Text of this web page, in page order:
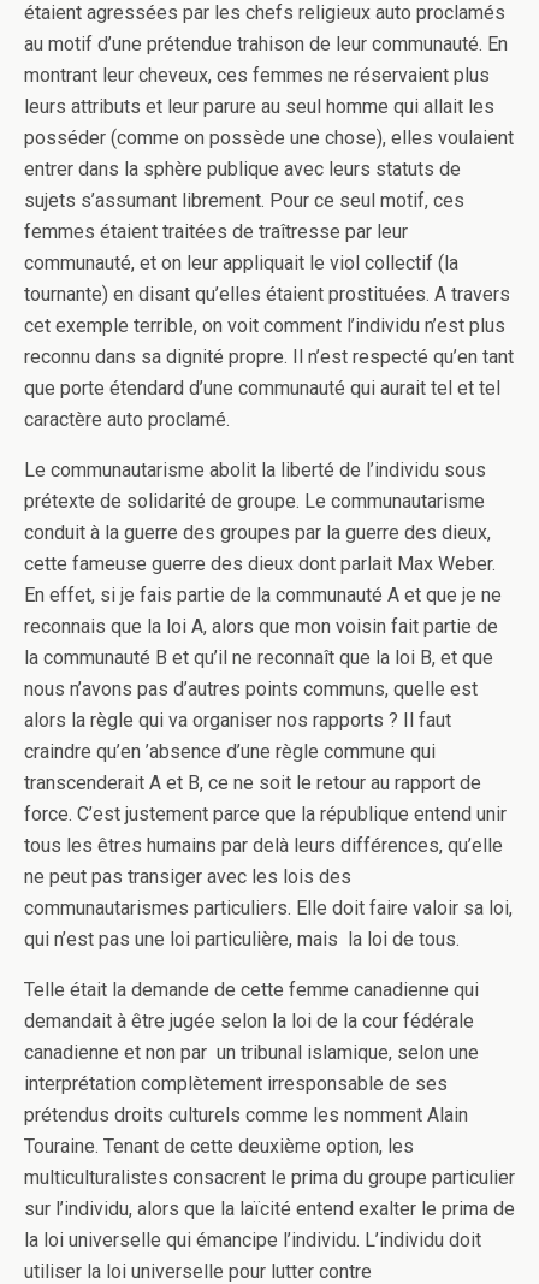
étaient agressées par les chefs religieux auto proclamés
au motif d’une prétendue trahison de leur communauté. En
montrant leur cheveux, ces femmes ne réservaient plus
leurs attributs et leur parure au seul homme qui allait les
posséder (comme on possède une chose), elles voulaient
entrer dans la sphère publique avec leurs statuts de
sujets s’assumant librement. Pour ce seul motif, ces
femmes étaient traitées de traîtresse par leur
communauté, et on leur appliquait le viol collectif (la
tournante) en disant qu’elles étaient prostituées. A travers
cet exemple terrible, on voit comment l’individu n’est plus
reconnu dans sa dignité propre. Il n’est respecté qu’en tant
que porte étendard d’une communauté qui aurait tel et tel
caractère auto proclamé.
Le communautarisme abolit la liberté de l’individu sous
prétexte de solidarité de groupe. Le communautarisme
conduit à la guerre des groupes par la guerre des dieux,
cette fameuse guerre des dieux dont parlait Max Weber.
En effet, si je fais partie de la communauté A et que je ne
reconnais que la loi A, alors que mon voisin fait partie de
la communauté B et qu’il ne reconnaît que la loi B, et que
nous n’avons pas d’autres points communs, quelle est
alors la règle qui va organiser nos rapports ? Il faut
craindre qu’en ’absence d’une règle commune qui
transcenderait A et B, ce ne soit le retour au rapport de
force. C’est justement parce que la république entend unir
tous les êtres humains par delà leurs différences, qu’elle
ne peut pas transiger avec les lois des
communautarismes particuliers. Elle doit faire valoir sa loi,
qui n’est pas une loi particulière, mais la loi de tous.
Telle était la demande de cette femme canadienne qui
demandait à être jugée selon la loi de la cour fédérale
canadienne et non par un tribunal islamique, selon une
interprétation complètement irresponsable de ses
prétendus droits culturels comme les nomment Alain
Touraine. Tenant de cette deuxième option, les
multiculturalistes consacrent le prima du groupe particulier
sur l’individu, alors que la laïcité entend exalter le prima de
la loi universelle qui émancipe l’individu. L’individu doit
utiliser la loi universelle pour lutter contre